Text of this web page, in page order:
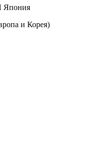
Япония
и Корея)